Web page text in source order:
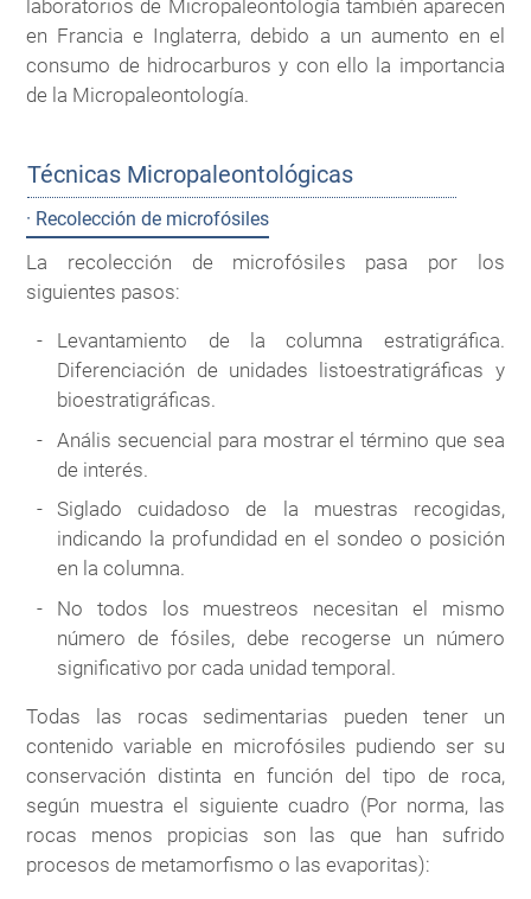
laboratorios de Micropaleontología también aparecen
en Francia e Inglaterra, debido a un aumento en el
consumo de hidrocarburos y con ello la importancia
de la Micropaleontología.
Técnicas Micropaleontológicas
· Recolección de microfósiles
La recolección de microfósiles pasa por los
siguientes pasos:
Levantamiento de la columna estratigráfica.
Diferenciación de unidades listoestratigráficas y
bioestratigráficas.
Anális secuencial para mostrar el término que sea
de interés.
Siglado cuidadoso de la muestras recogidas,
indicando la profundidad en el sondeo o posición
en la columna.
No todos los muestreos necesitan el mismo
número de fósiles, debe recogerse un número
significativo por cada unidad temporal.
Todas las rocas sedimentarias pueden tener un
contenido variable en microfósiles pudiendo ser su
conservación distinta en función del tipo de roca,
según muestra el siguiente cuadro (Por norma, las
rocas menos propicias son las que han sufrido
procesos de metamorfismo o las evaporitas):